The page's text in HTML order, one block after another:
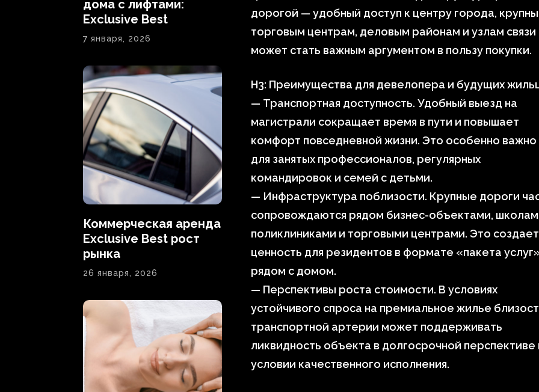
дома с лифтами:
Exclusive Best
7 января, 2026
Коммерческая аренда
Exclusive Best рост
рынка
26 января, 2026
дорогой — удобный доступ к центру города,
торговым центрам, деловым районам и узлам
может стать важным аргументом в пользу покупки.
H3: Преимущества для девелопера и будущих
— Транспортная доступность. Удобный выезд на
магистрали сокращает время в пути и повышает
комфорт повседневной жизни. Это особенно важно
для занятых профессионалов, регулярных
командировок и семей с детьми.
— Инфраструктура поблизости. Крупные дороги
сопровождаются рядом бизнес-объектами,
поликлиниками и торговыми центрами. Это создает
ценность для резидентов в формате «пакета
рядом с домом.
— Перспективы роста стоимости. В условиях
устойчивого спроса на премиальное жилье
транспортной артерии может поддерживать
ликвидность объекта в долгосрочной перспективе
условии качественного исполнения.